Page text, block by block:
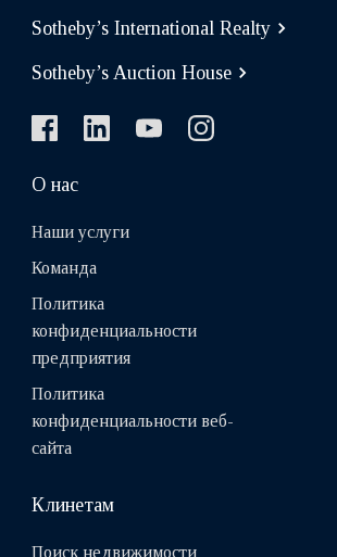
Sotheby’s International Realty
Sotheby’s Auction House
О нас
Наши услуги
Команда
Политика
конфиденциальности
предприятия
Политика
конфиденциальности веб-
сайта
Клинетам
Поиск недвижимости